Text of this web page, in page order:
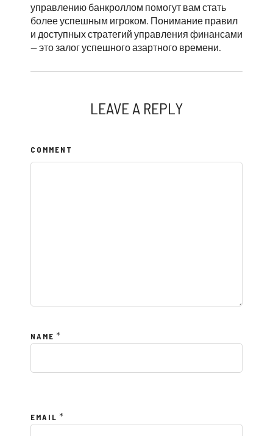
управлению банкроллом помогут вам стать
более успешным игроком. Понимание правил
и доступных стратегий управления финансами
— это залог успешного азартного времени.
LEAVE A REPLY
COMMENT
NAME *
EMAIL *